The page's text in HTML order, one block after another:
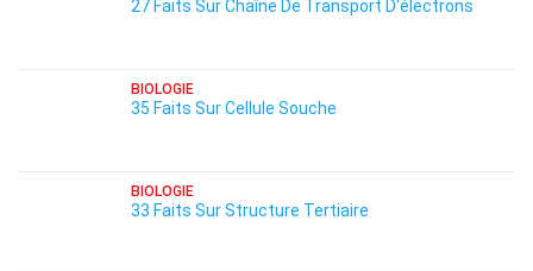
27 Faits Sur Chaîne De Transport D'électrons
BIOLOGIE
35 Faits Sur Cellule Souche
BIOLOGIE
33 Faits Sur Structure Tertiaire